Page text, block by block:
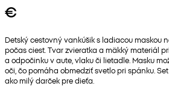
€
Detský cestovný vankúšik s ladiacou maskou
počas ciest. Tvar zvieratka a mäkký materiál
a odpočinku v aute, vlaku či lietadle. Masku
oči, čo pomáha obmedziť svetlo pri spánku.
ako milý darček pre dieťa.